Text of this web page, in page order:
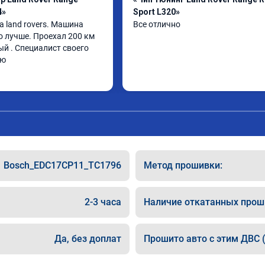
land rovers. Машина
лучше. Проехал 200 км
. Специалист своего
Sport L320»
Все отлично
Bosch_EDC17CP11_TC1796 Метод прошивки:
2-3 часа Наличие откатанных
Да, без доплат Прошито авто с этим ДВС